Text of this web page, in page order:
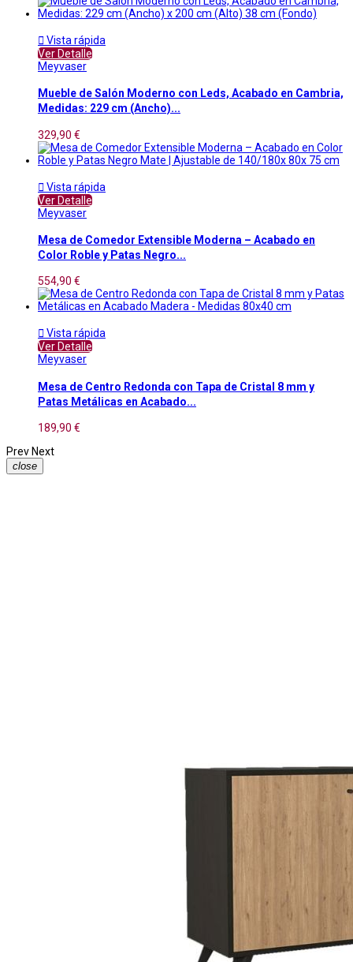
 Vista rápida
Ver Detalle
Meyvaser
Mueble de Salón Moderno con Leds, Acabado en Cambria,
Medidas: 229 cm (Ancho)...
329,90 €
 Vista rápida
Ver Detalle
Meyvaser
Mesa de Comedor Extensible Moderna – Acabado en
Color Roble y Patas Negro...
554,90 €
 Vista rápida
Ver Detalle
Meyvaser
Mesa de Centro Redonda con Tapa de Cristal 8 mm y
Patas Metálicas en Acabado...
189,90 €
Prev Next
close